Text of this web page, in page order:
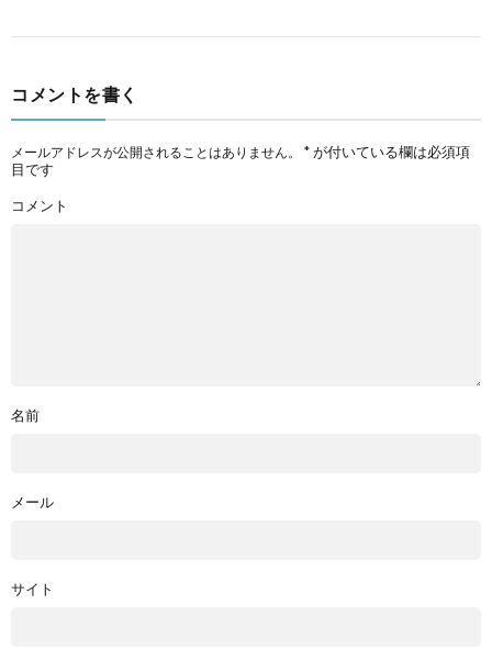
コメントを書く
メールアドレスが公開されることはありません。 *が付いている欄は必須項
目です
コメント
名前
メール
サイト